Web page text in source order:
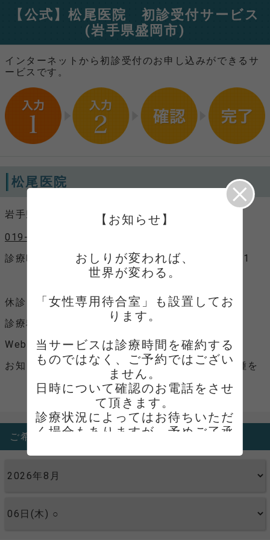
【公式】松尾医院 初診受付サービス
(岩手県盛岡市)
インターネットから初診受付のお申し込みができるサ
ービスです。
松尾医院
岩手県盛岡市みたけ2丁目21番23号
019-681-2916
診療時間
平日 9：00～12：00、14：00～1
7：00
木・土 9：00～12：00
休診日
木曜午後、土曜午後、日曜、祝日
診療科目
肛門外科、外科、内科
Webサイト
Webサイトへ
お知らせ
ご来院時には、保険証、医療証各種を
お持ちください。
ご希望日を選択してください。
【お知らせ】
おしりが変われば、
世界が変わる。
「女性専用待合室」も設置してお
ります。
当サービスは診療時間を確約する
ものではなく、ご予約ではござい
ません。
日時について確認のお電話をさせ
て頂きます。
診療状況によってはお待ちいただ
く場合もありますが、予めご了承